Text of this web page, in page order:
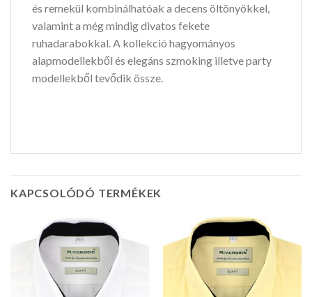
és remekül kombinálhatóak a decens öltönyökkel,
valamint a még mindig divatos fekete
ruhadarabokkal. A kollekció hagyományos
alapmodellekből és elegáns szmoking illetve party
modellekből tevődik össze.
KAPCSOLÓDÓ TERMÉKEK